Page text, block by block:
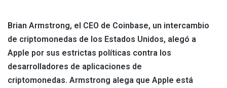
Brian Armstrong, el CEO de Coinbase, un intercambio
de criptomonedas de los Estados Unidos, alegó a
Apple por sus estrictas políticas contra los
desarrolladores de aplicaciones de
criptomonedas. Armstrong alega que Apple está